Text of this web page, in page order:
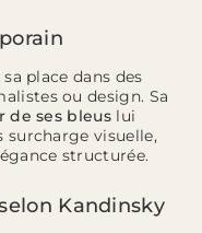
place dans des
ou design. Sa
de ses bleus lui
visuelle,
structurée.
Kandinsky